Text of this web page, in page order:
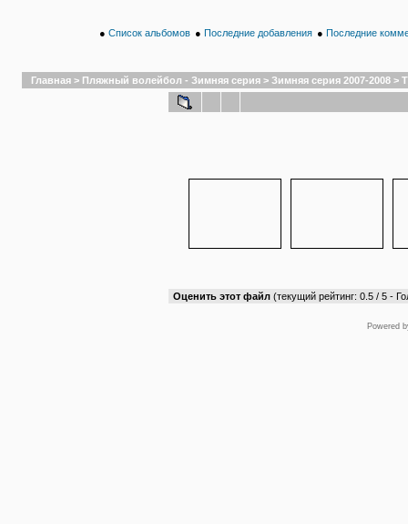
● Список альбомов ● Последние добавления ● Последние
Главная > Пляжный волейбол - Зимняя серия > Зимняя серия 2007-2008 >
Оценить этот файл (текущий рейтинг: 0.5 / 5 -
Powered